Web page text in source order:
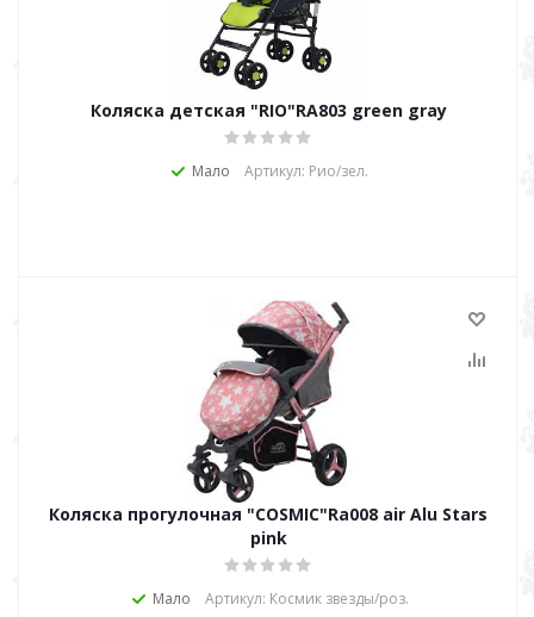
Коляска детская "RIO"RA803 green gray
Мало Артикул: Рио/зел.
Коляска прогулочная "COSMIC"Ra008 air Alu Stars
pink
Мало Артикул: Космик звезды/роз.